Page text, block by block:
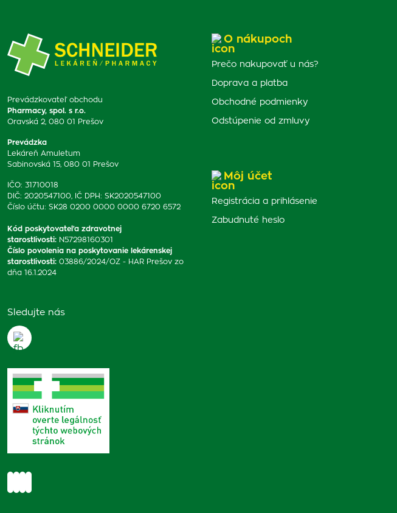
Prevádzkovateľ obchodu
Pharmacy, spol. s r.o.
Oravská 2, 080 01 Prešov
Prevádzka
Lekáreň Amuletum
Sabinovská 15, 080 01 Prešov
IČO: 31710018
DIČ: 2020547100, IČ DPH: SK2020547100
Číslo účtu: SK28 0200 0000 0000 6720 6572
Kód poskytovateľa zdravotnej
starostlivosti: N57298160301
Číslo povolenia na poskytovanie lekárenskej
starostlivosti: 03886/2024/OZ - HAR Prešov zo
dňa 16.1.2024
Sledujte nás
O nákupoch
Prečo nakupovať u nás?
Doprava a platba
Obchodné podmienky
Odstúpenie od zmluvy
Môj účet
Registrácia a prihlásenie
Zabudnuté heslo